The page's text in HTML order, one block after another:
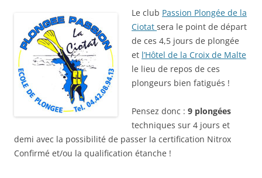
Le club Passion Plongée de la
Ciotat sera le point de départ
de ces 4,5 jours de plongée
et l’Hôtel de la Croix de Malte
le lieu de repos de ces
plongeurs bien fatigués !
Pensez donc : 9 plongées
techniques sur 4 jours et
demi avec la possibilité de passer la certification Nitrox
Confirmé et/ou la qualification étanche !